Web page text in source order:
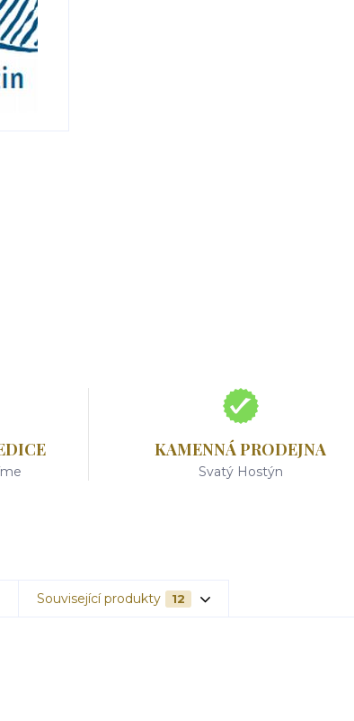
KAMENNÁ PRODEJNA
Svatý Hostýn
Související produkty 12